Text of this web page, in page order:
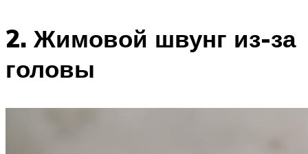
2. Жимовой швунг из-за
головы